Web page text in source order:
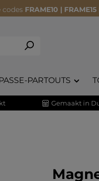
codes FRAME10 |
PASSE-PARTOUTS
Gemaakt in